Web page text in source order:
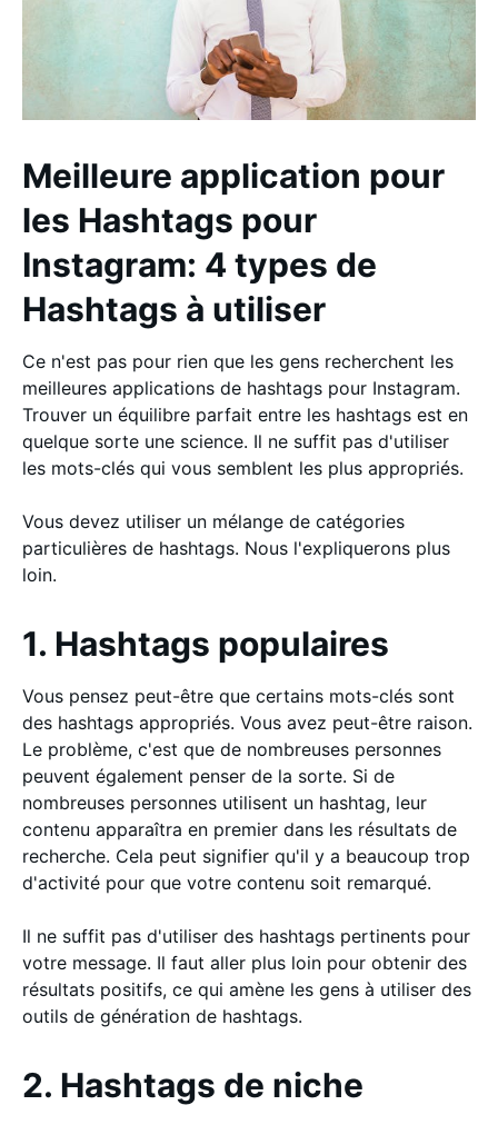
Meilleure application pour
les Hashtags pour
Instagram: 4 types de
Hashtags à utiliser
Ce n'est pas pour rien que les gens recherchent les
meilleures applications de hashtags pour Instagram.
Trouver un équilibre parfait entre les hashtags est en
quelque sorte une science. Il ne suffit pas d'utiliser
les mots-clés qui vous semblent les plus appropriés.
Vous devez utiliser un mélange de catégories
particulières de hashtags. Nous l'expliquerons plus
loin.
1. Hashtags populaires
Vous pensez peut-être que certains mots-clés sont
des hashtags appropriés. Vous avez peut-être raison.
Le problème, c'est que de nombreuses personnes
peuvent également penser de la sorte. Si de
nombreuses personnes utilisent un hashtag, leur
contenu apparaîtra en premier dans les résultats de
recherche. Cela peut signifier qu'il y a beaucoup trop
d'activité pour que votre contenu soit remarqué.
Il ne suffit pas d'utiliser des hashtags pertinents pour
votre message. Il faut aller plus loin pour obtenir des
résultats positifs, ce qui amène les gens à utiliser des
outils de génération de hashtags.
2. Hashtags de niche